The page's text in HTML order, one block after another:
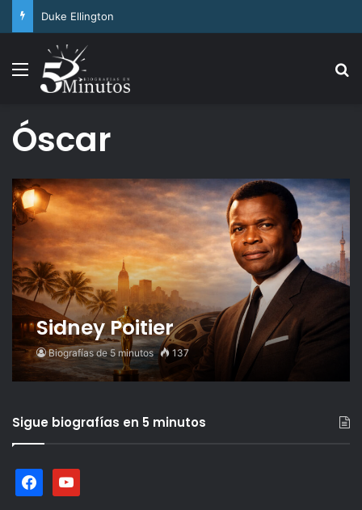
Arthur Ashe
Menu
Óscar
Sidney Poitier
Biografías de 5 minutos 137
Sigue biografías en 5 minutos
facebookyoutube